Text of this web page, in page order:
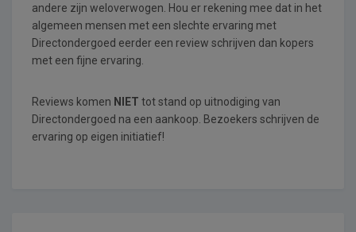
andere zijn weloverwogen. Hou er rekening mee dat in het
algemeen mensen met een slechte ervaring met
Directondergoed eerder een review schrijven dan kopers
met een fijne ervaring.
Reviews komen NIET tot stand op uitnodiging van
Directondergoed na een aankoop. Bezoekers schrijven de
ervaring op eigen initiatief!